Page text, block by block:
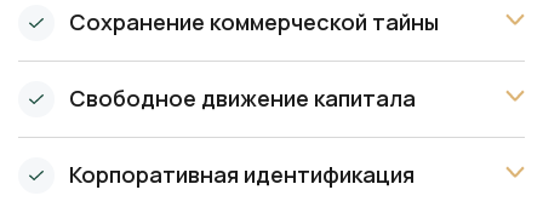
Сохранение коммерческой тайны
Свободное движение капитала
Корпоративная идентификация